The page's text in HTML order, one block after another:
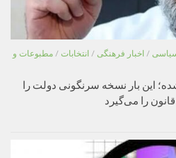
/ اخبار فرهنگی / انتخابات / مطبوعات و
این بار نسخه سرنگونی دولت را
را می‌گیرد